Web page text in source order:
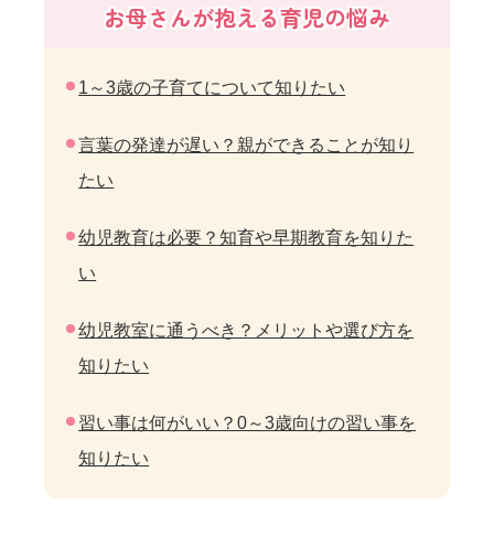
お母さんが抱える育児の悩み
1～3歳の子育てについて知りたい
言葉の発達が遅い？親ができることが知り
たい
幼児教育は必要？知育や早期教育を知りた
い
幼児教室に通うべき？メリットや選び方を
知りたい
習い事は何がいい？0～3歳向けの習い事を
知りたい